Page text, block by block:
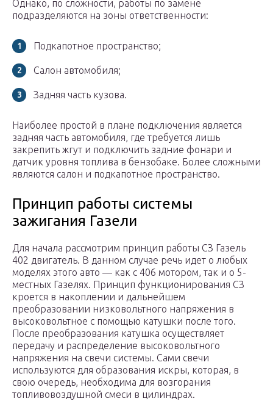
Однако, по сложности, работы по замене
подразделяются на зоны ответственности:
Подкапотное пространство;
Салон автомобиля;
Задняя часть кузова.
Наиболее простой в плане подключения является
задняя часть автомобиля, где требуется лишь
закрепить жгут и подключить задние фонари и
датчик уровня топлива в бензобаке. Более сложными
являются салон и подкапотное пространство.
Принцип работы системы
зажигания Газели
Для начала рассмотрим принцип работы СЗ Газель
402 двигатель. В данном случае речь идет о любых
моделях этого авто — как с 406 мотором, так и о 5-
местных Газелях. Принцип функционирования СЗ
кроется в накоплении и дальнейшем
преобразовании низковольтного напряжения в
высоковольтное с помощью катушки после того.
После преобразования катушка осуществляет
передачу и распределение высоковольтного
напряжения на свечи системы. Сами свечи
используются для образования искры, которая, в
свою очередь, необходима для возгорания
топливовоздушной смеси в цилиндрах.